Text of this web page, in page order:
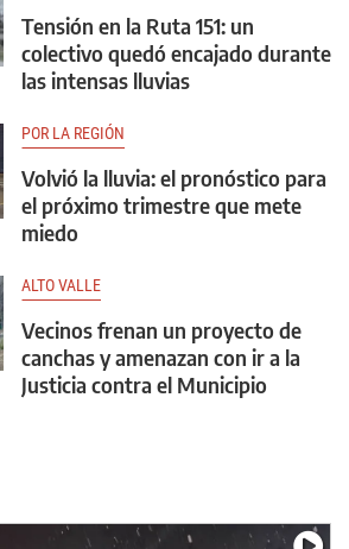
Tensión en la Ruta 151: un
colectivo quedó encajado durante
las intensas lluvias
POR LA REGIÓN
Volvió la lluvia: el pronóstico para
el próximo trimestre que mete
miedo
ALTO VALLE
Vecinos frenan un proyecto de
canchas y amenazan con ir a la
Justicia contra el Municipio